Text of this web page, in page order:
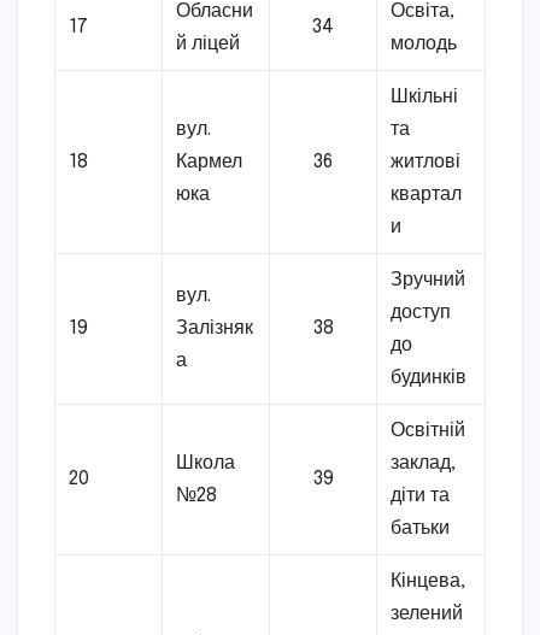
17
Обласни
й ліцей
34
Освіта,
молодь
18
вул.
Кармел
юка
36
Шкільні
та
житлові
квартал
и
19
вул.
Залізняк
а
38
Зручний
доступ
до
будинків
20
Школа
№28
39
Освітній
заклад,
діти та
батьки
Кінцева,
зелений